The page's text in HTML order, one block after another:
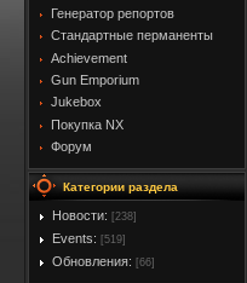
Генератор репортов
Стандартные перманенты
Achievement
Gun Emporium
Jukebox
Покупка NX
Форум
Категории раздела
Новости: [238]
Events: [519]
Обновления: [66]